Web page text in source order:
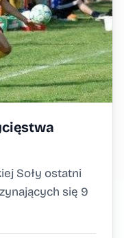
Soły ostatni
się 9